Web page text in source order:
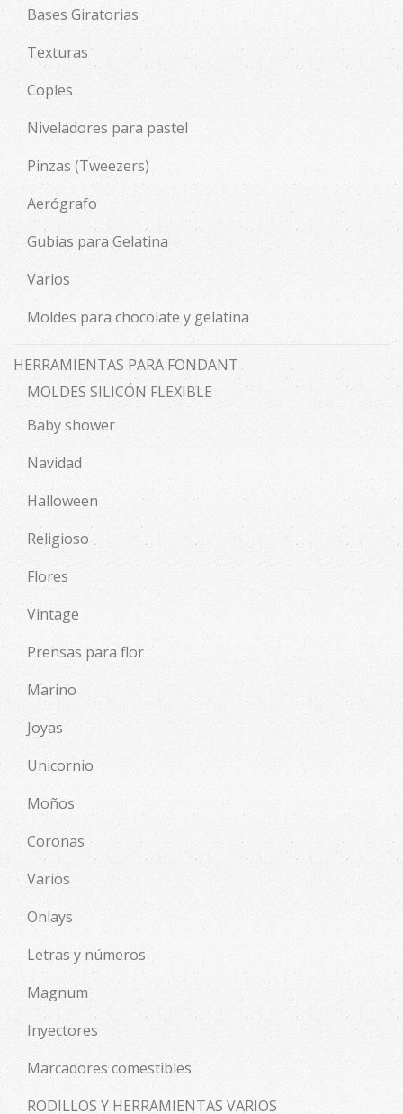
Bases Giratorias
Texturas
Coples
Niveladores para pastel
Pinzas (Tweezers)
Aerógrafo
Gubias para Gelatina
Varios
Moldes para chocolate y gelatina
HERRAMIENTAS PARA FONDANT
MOLDES SILICÓN FLEXIBLE
Baby shower
Navidad
Halloween
Religioso
Flores
Vintage
Prensas para flor
Marino
Joyas
Unicornio
Moños
Coronas
Varios
Onlays
Letras y números
Magnum
Inyectores
Marcadores comestibles
RODILLOS Y HERRAMIENTAS VARIOS